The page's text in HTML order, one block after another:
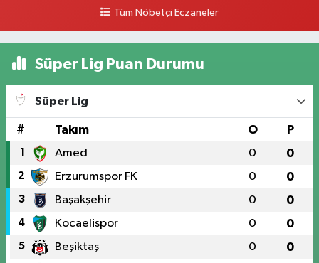
Tüm Nöbetçi Eczaneler
Süper Lig Puan Durumu
Süper Lig
# Takım O P
1 Amed 0 0
2 Erzurumspor FK 0 0
3 Başakşehir 0 0
4 Kocaelispor 0 0
5 Beşiktaş 0 0